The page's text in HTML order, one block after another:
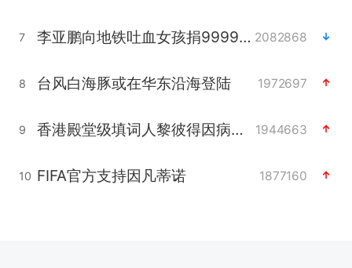
7 李亚鹏向地铁吐血女孩捐99999元 2082868
8 台风白海豚或在华东沿海登陆 1972697
9 香港殿堂级填词人黎彼得因病离世 终年76岁 1944663
10 FIFA官方支持因凡蒂诺 1877160